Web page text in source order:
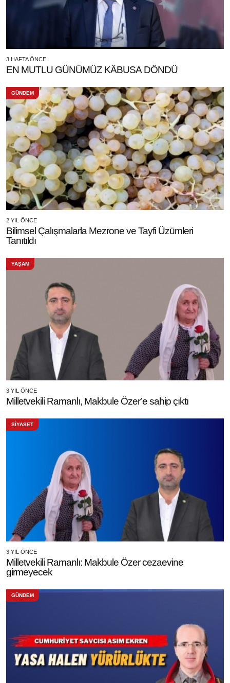
3 HAFTA ÖNCE
EN MUTLU GÜNÜMÜZ KÂBUSA DÖNDÜ
GÜNDEM
2 YIL ÖNCE
Bilimsel Çalışmalarla Mezrone ve Tayfi Üzümleri
Tanıtıldı
YAŞAM
3 YIL ÖNCE
Milletvekili Ramanlı, Makbule Özer’e sahip çıktı
SİYASET
3 YIL ÖNCE
Milletvekili Ramanlı: Makbule Özer cezaevine
girmeyecek
GÜNDEM